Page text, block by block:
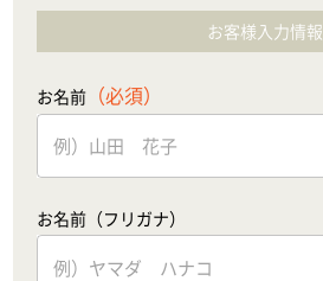
お客様入力情報
お名前 （必須）
お名前（フリガナ）